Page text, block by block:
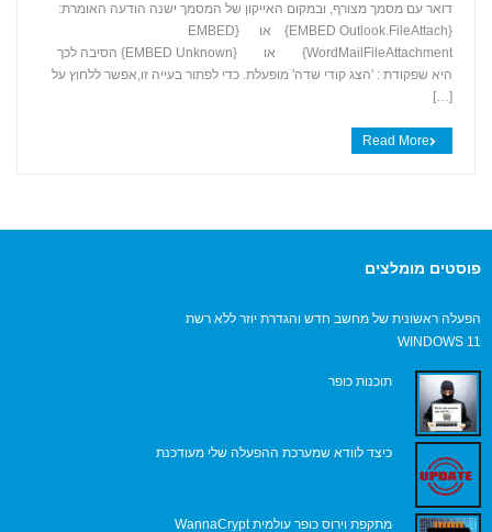
+
דואר עם מסמך מצורף, ובמקום האייקון של המסמך ישנה הודעה האומרת:
{EMBED Outlook.FileAttach} או {EMBED
WordMailFileAttachment} או {EMBED Unknown} הסיבה לכך
היא שפקודת : 'הצג קודי שדה' מופעלת. כדי לפתור בעייה זו,אפשר ללחוץ על
[…]
Read More
פוסטים מומלצים
הפעלה ראשונית של מחשב חדש והגדרת יוזר ללא רשת
WINDOWS 11
תוכנות כופר
כיצד לוודא שמערכת ההפעלה שלי מעודכנת
מתקפת וירוס כופר עולמית WannaCrypt